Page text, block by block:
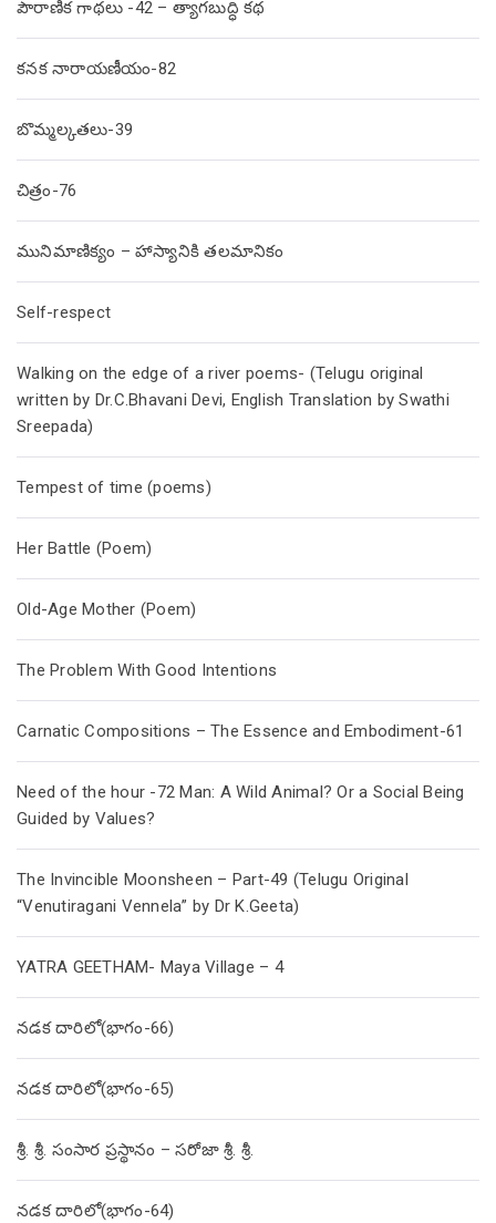
పౌరాణిక గాథలు -42 – త్యాగబుద్ధి కథ
కనక నారాయణీయం-82
బొమ్మల్కతలు-39
చిత్రం-76
మునిమాణిక్యం – హాస్యానికి తలమానికం
Self-respect
Walking on the edge of a river poems- (Telugu original
written by Dr.C.Bhavani Devi, English Translation by Swathi
Sreepada)
Tempest of time (poems)
Her Battle (Poem)
Old-Age Mother (Poem)
The Problem With Good Intentions
Carnatic Compositions – The Essence and Embodiment-61
Need of the hour -72 Man: A Wild Animal? Or a Social Being
Guided by Values?
The Invincible Moonsheen – Part-49 (Telugu Original
“Venutiragani Vennela” by Dr K.Geeta)
YATRA GEETHAM- Maya Village – 4
నడక దారిలో(భాగం-66)
నడక దారిలో(భాగం-65)
శ్రీ. శ్రీ. సంసార ప్రస్థానం – సరోజా శ్రీ. శ్రీ.
నడక దారిలో(భాగం-64)